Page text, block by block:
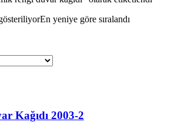
En yeniye göre sıralandı
Kağıdı 2003-2